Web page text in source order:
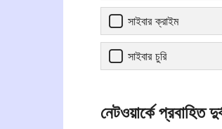
সাইবার ক্রাইম
সাইবার চুরি
নেটওয়ার্কে প্রবাহিত